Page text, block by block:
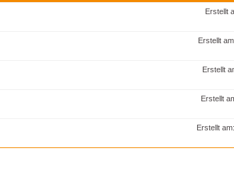
Erstellt
Erstellt
Erstellt
Erstellt
Erstellt